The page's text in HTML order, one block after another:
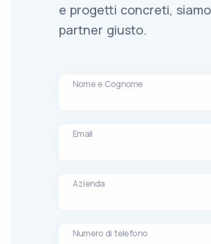
e progetti concreti,
partner giusto.
Nome e Cognome
Email
Azienda
Numero di telefono